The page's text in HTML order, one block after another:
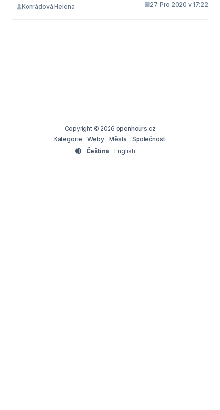
Konrádová Helena 27. Pro 2020 v 17:22
Copyright © 2026 openhours.cz
Kategorie
Weby Města
Společnosti
Čeština
English